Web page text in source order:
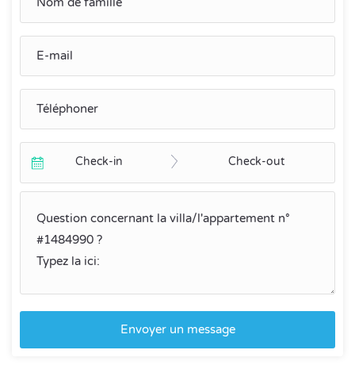
Check-in Check-out
Envoyer un message